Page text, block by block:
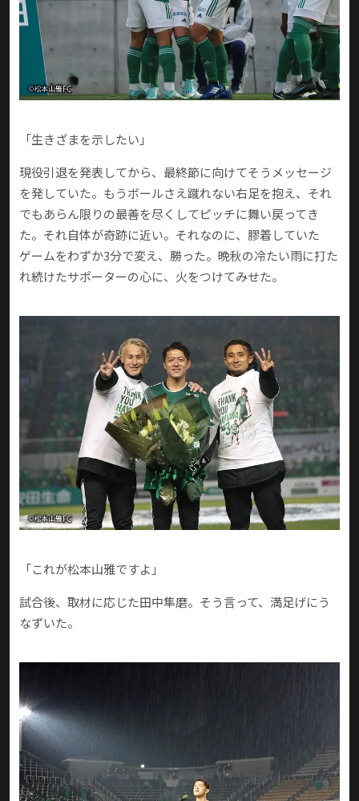
「生きざまを示したい」
現役引退を発表してから、最終節に向けてそうメッセージ
を発していた。もうボールさえ蹴れない右足を抱え、それ
でもあらん限りの最善を尽くしてピッチに舞い戻ってき
た。それ自体が奇跡に近い。それなのに、膠着していた
ゲームをわずか3分で変え、勝った。晩秋の冷たい雨に打た
れ続けたサポーターの心に、火をつけてみせた。
「これが松本山雅ですよ」
試合後、取材に応じた田中隼磨。そう言って、満足げにう
なずいた。